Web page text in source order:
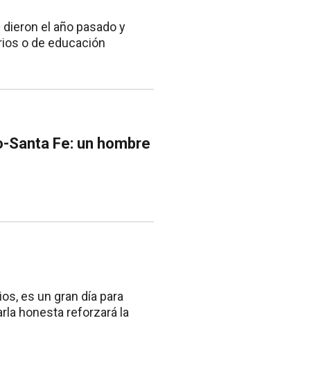
el año pasado y
o de educación
Fe: un hombre
es un gran día para
honesta reforzará la